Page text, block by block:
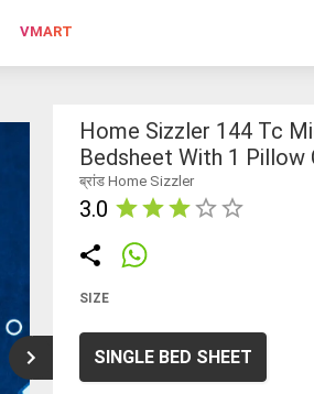
VMART
Home Sizzler 144 Tc
Bedsheet With 1 Pillow
ब्रांड Home Sizzler
3.0
SIZE
SINGLE BED SHEET